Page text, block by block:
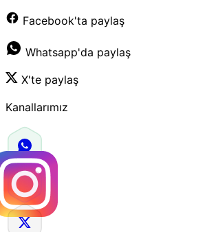
Facebook'ta paylaş
Whatsapp'da paylaş
X'te paylaş
Kanallarımız